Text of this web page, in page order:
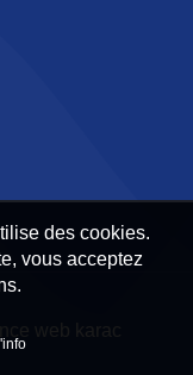
des cookies.
vous acceptez